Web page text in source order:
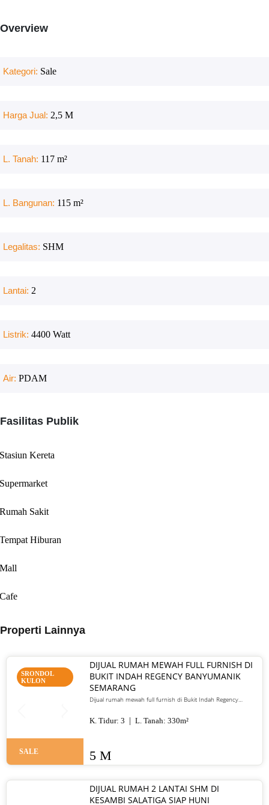
Overview
Kategori: Sale
Harga Jual: 2,5 M
L. Tanah: 117 m²
L. Bangunan: 115 m²
Legalitas: SHM
Lantai: 2
Listrik: 4400 Watt
Air: PDAM
Fasilitas Publik
Stasiun Kereta
Supermarket
Rumah Sakit
Tempat Hiburan
Mall
Cafe
Properti Lainnya
SRONDOL
KULON
SALE
DIJUAL RUMAH MEWAH FULL FURNISH DI
BUKIT INDAH REGENCY BANYUMANIK
SEMARANG
Dijual rumah mewah full furnish di Bukit Indah Regency
premium. Harga 5 M nego
K. Tidur: 3 L. Tanah: 330m²
5 M
DIJUAL RUMAH 2 LANTAI SHM DI
KESAMBI SALATIGA SIAP HUNI